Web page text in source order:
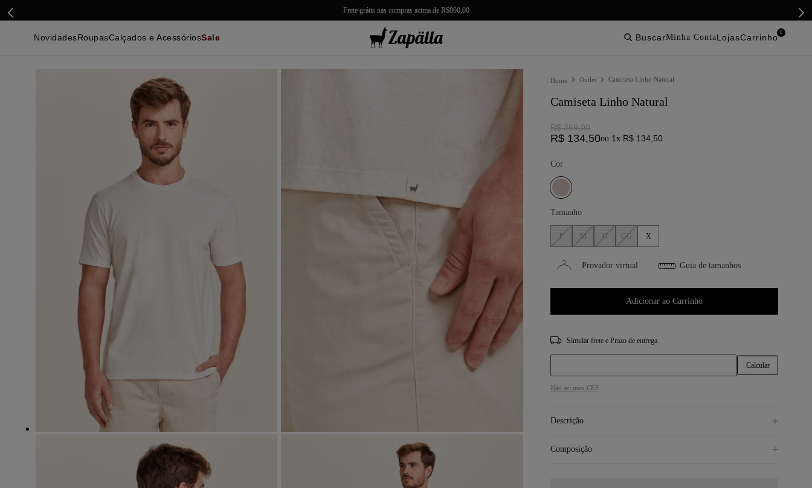
10% de Gift Back em sua próxima compra
Novidades Roupas
Malhas e Casacos
Camisetas
Bermudas
Beachwear
Calçados e Acessórios
Acessórios
Ver Tudo
Sale buscar lojas
0
Outlet Camiseta Linho Natural
Camiseta Linho Natural
R$ 269,00
R$ 134,50ou 1 x R$ 134 50
Cor
Tamanho
P M G GG X
Provador virtual Guia de tamanhos
Adicionar ao Carrinho
CEP
Não sei meu CEP
Descrição
Composição